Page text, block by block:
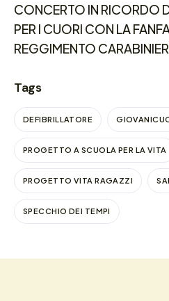
CONCERTO IN RICORDO
PER I CUORI CON LA
REGGIMENTO
Tags
DEFIBRILLATORE
PROGETTO A SCUOLA PER LA VITA
PROGETTO VITA RAGAZZI
SPECCHIO DEI TEMPI